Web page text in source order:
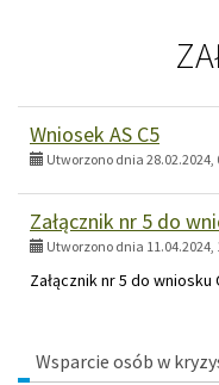
Wniosek AS C5
Utworzono dnia 28.02.2024,
Załącznik nr 5 do
Utworzono dnia 11.04.2024,
Załącznik nr 5 do wniosku
Menu
Wsparcie osób w